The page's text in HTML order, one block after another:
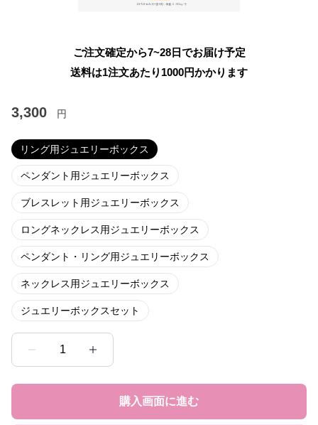
ご注文確定から7~28日でお届け予定
送料は1注文あたり 1000円かかります
3,300 円
リング用ジュエリーボックス
ペンダント用ジュエリーボックス
ブレスレット用ジュエリーボックス
ロングネックレス用ジュエリーボックス
ペンダント・リング用ジュエリーボックス
ネックレス用ジュエリーボックス
ジュエリーボックスセット
1
購入画面に進む